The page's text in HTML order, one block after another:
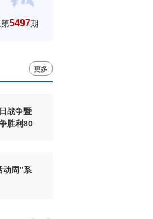
5497期
更多
战争暨
胜利80
动周”系